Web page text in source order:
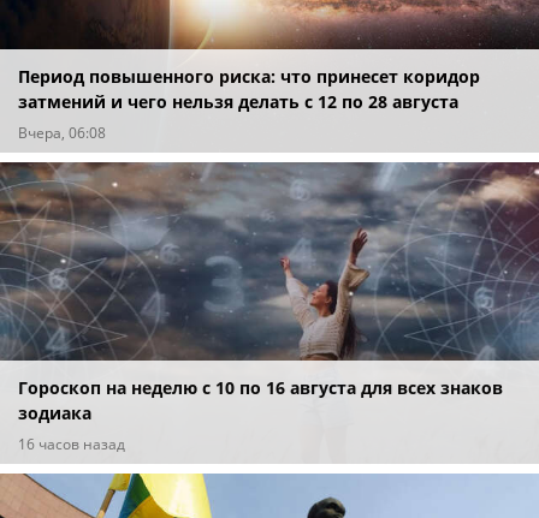
Период повышенного риска: что принесет коридор
затмений и чего нельзя делать с 12 по 28 августа
Вчера, 06:08
Гороскоп на неделю с 10 по 16 августа для всех знаков
зодиака
16 часов назад